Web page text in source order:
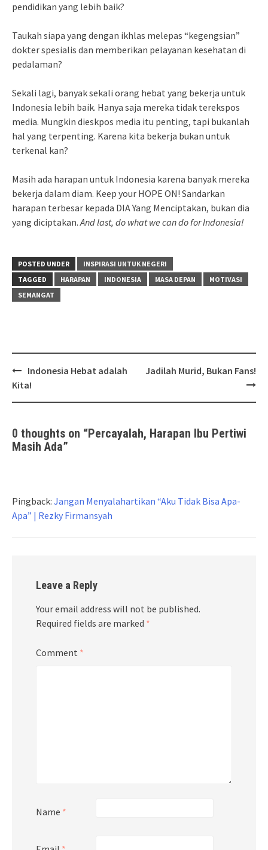
pendidikan yang lebih baik?
Taukah siapa yang dengan ikhlas melepas “kegengsian”
dokter spesialis dan memberikan pelayanan kesehatan di
pedalaman?
Sekali lagi, banyak sekali orang hebat yang bekerja untuk
Indonesia lebih baik. Hanya saja mereka tidak terekspos
media. Mungkin dieskpos media itu penting, tapi bukanlah
hal yang terpenting. Karena kita bekerja bukan untuk
terkenal kan?
Masih ada harapan untuk Indonesia karena banyak mereka
bekerja dalam diam. Keep your HOPE ON! Sandarkan
harapan terbesar kepada DIA Yang Menciptakan, bukan dia
yang diciptakan.And last, do what we can do for Indonesia!
POSTED UNDER
INSPIRASI UNTUK NEGERI
TAGGED
HARAPAN INDONESIA MASA DEPAN
MOTIVASI
SEMANGAT
Post
navigation
Indonesia Hebat adalah
Kita!
Jadilah Murid, Bukan Fans!
0 thoughts on “Percayalah, Harapan Ibu Pertiwi
Masih Ada”
Pingback: Jangan Menyalahartikan “Aku Tidak Bisa Apa-
Apa” | Rezky Firmansyah
Leave a Reply
Your email address will not be published.
Required fields are marked *
Comment *
Name *